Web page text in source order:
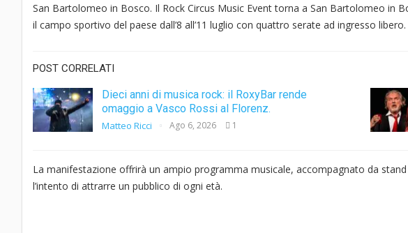
San Bartolomeo in Bosco. Il Rock Circus Music Event torna a San Bartolomeo in
il campo sportivo del paese dall’8 all’11 luglio con quattro serate ad ingresso libero.
POST CORRELATI
Dieci anni di musica rock: il RoxyBar rende
omaggio a Vasco Rossi al Florenz.
Matteo Ricci Ago 6, 2026 1
La manifestazione offrirà un ampio programma musicale, accompagnato da
l’intento di attrarre un pubblico di ogni età.